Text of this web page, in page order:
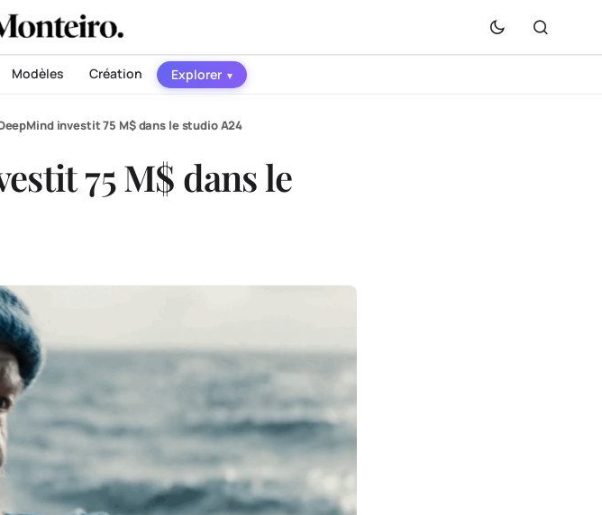
Modèles Création Explorer ▾
investit 75 M$ dans le studio A24
75 M$ dans le